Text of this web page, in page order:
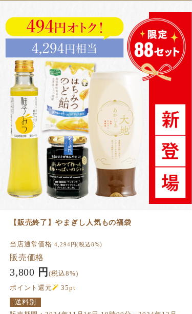
【販売終了】やまぎし人気もの福袋
当店通常価格 4,294 円(税込8%)
販売価格
3,800 円(税込8%)
ポイント還元
35pt
送料別